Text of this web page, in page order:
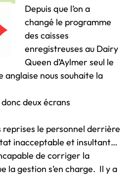
Depuis que l’on a
changé le programme
des caisses
enregistreuses au Dairy
Queen d’Aylmer seul le
anglaise nous souhaite la
deux écrans
reprises le personnel derrière
inacceptable et insultant…
de corriger la
la gestion s’en charge. Il y a